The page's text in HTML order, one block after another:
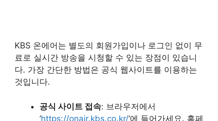
KBS 온에어는 별도의 회원가입이나 로그인 없이 무
료로 실시간 방송을 시청할 수 있는 장점이 있습니
다. 가장 간단한 방법은 공식 웹사이트를 이용하는
것입니다.
공식 사이트 접속: 브라우저에서
‘https://onair.kbs.co.kr/‘에 들어가세요. 홈페